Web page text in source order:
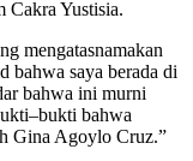
Cakra Yustisia.
mengatasnamakan
bahwa saya berada di
bahwa ini murni
bahwa
Gina Agoylo Cruz.”